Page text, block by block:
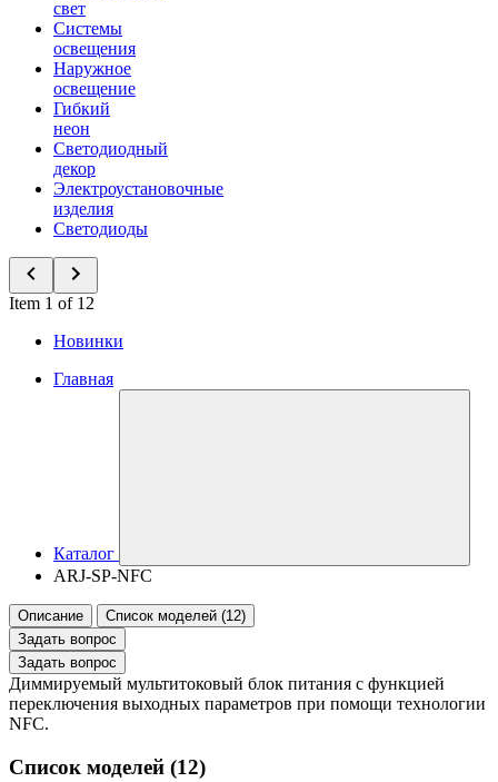
свет
Системы
освещения
Наружное
освещение
Гибкий
неон
Светодиодный
декор
Электроустановочные
изделия
Светодиоды
Item 1 of 12
Новинки
Главная
Каталог
ARJ-SP-NFC
Описание
Список моделей (12)
Задать вопрос
Задать вопрос
Диммируемый мультитоковый блок питания с функцией
переключения выходных параметров при помощи технологии
NFC.
Список моделей (12)